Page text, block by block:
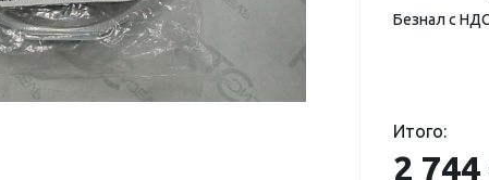
Безнал с
Итого:
2 744